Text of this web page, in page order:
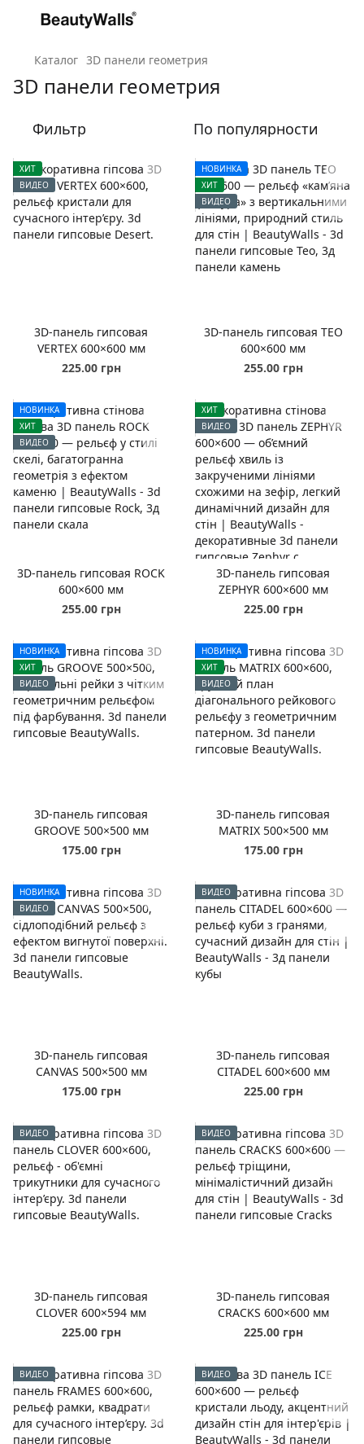
Каталог 3D панели геометрия
3D панели геометрия
Фильтр По популярности
ХИТ
ВИДЕО
3D-панель гипсовая
VERTEX 600×600 мм
225.00 грн
НОВИНКА
ХИТ
ВИДЕО
3D-панель гипсовая TEO
600×600 мм
255.00 грн
НОВИНКА
ХИТ
ВИДЕО
3D-панель гипсовая ROCK
600×600 мм
255.00 грн
ХИТ
ВИДЕО
3D-панель гипсовая
ZEPHYR 600×600 мм
225.00 грн
НОВИНКА
ХИТ
ВИДЕО
3D-панель гипсовая
GROOVE 500×500 мм
175.00 грн
НОВИНКА
ХИТ
ВИДЕО
3D-панель гипсовая
MATRIX 500×500 мм
175.00 грн
НОВИНКА
ВИДЕО
3D-панель гипсовая
CANVAS 500×500 мм
175.00 грн
ВИДЕО
3D-панель гипсовая
CITADEL 600×600 мм
225.00 грн
ВИДЕО
3D-панель гипсовая
CLOVER 600×594 мм
225.00 грн
ВИДЕО
3D-панель гипсовая
CRACKS 600×600 мм
225.00 грн
ВИДЕО ВИДЕО